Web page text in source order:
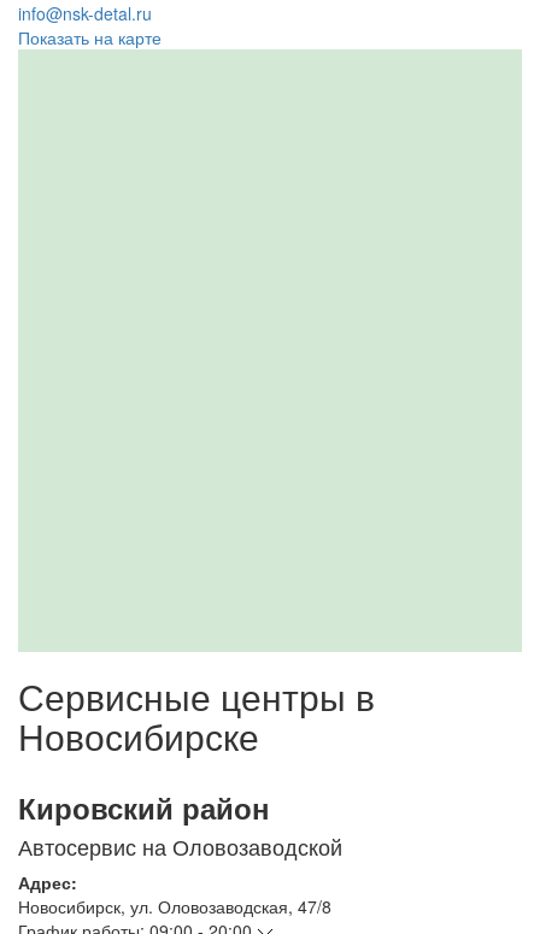
info@nsk-detal.ru
Показать на карте
Сервисные центры в
Новосибирске
Кировский район
Автосервис на Оловозаводской
Адрес:
Новосибирск, ул. Оловозаводская, 47/8